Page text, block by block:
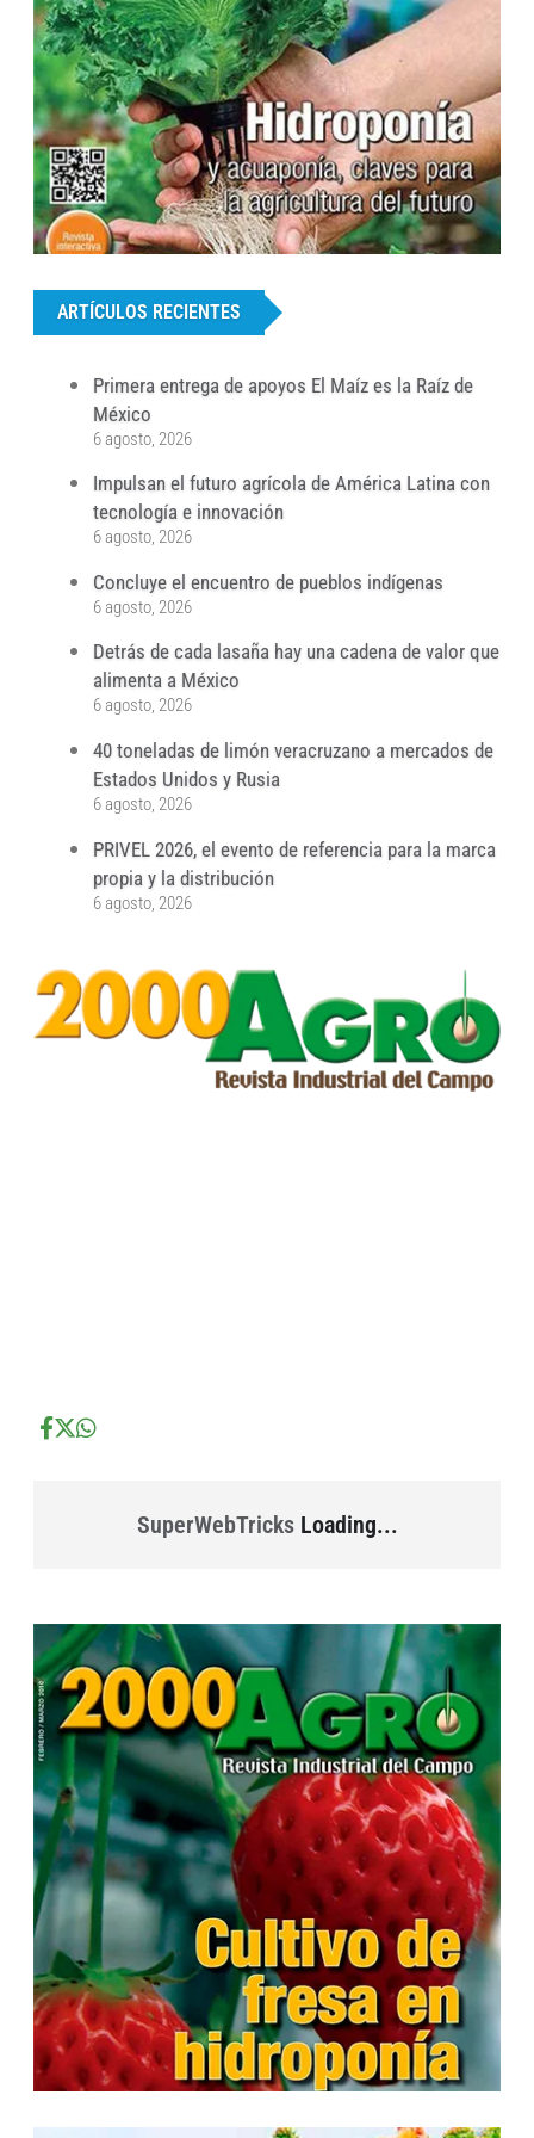
ARTÍCULOS RECIENTES
Primera entrega de apoyos El Maíz es la Raíz de
México
6 agosto, 2026
Impulsan el futuro agrícola de América Latina con
tecnología e innovación
6 agosto, 2026
Concluye el encuentro de pueblos indígenas
6 agosto, 2026
Detrás de cada lasaña hay una cadena de valor que
alimenta a México
6 agosto, 2026
40 toneladas de limón veracruzano a mercados de
Estados Unidos y Rusia
6 agosto, 2026
PRIVEL 2026, el evento de referencia para la marca
propia y la distribución
6 agosto, 2026
SuperWebTricksLoading...